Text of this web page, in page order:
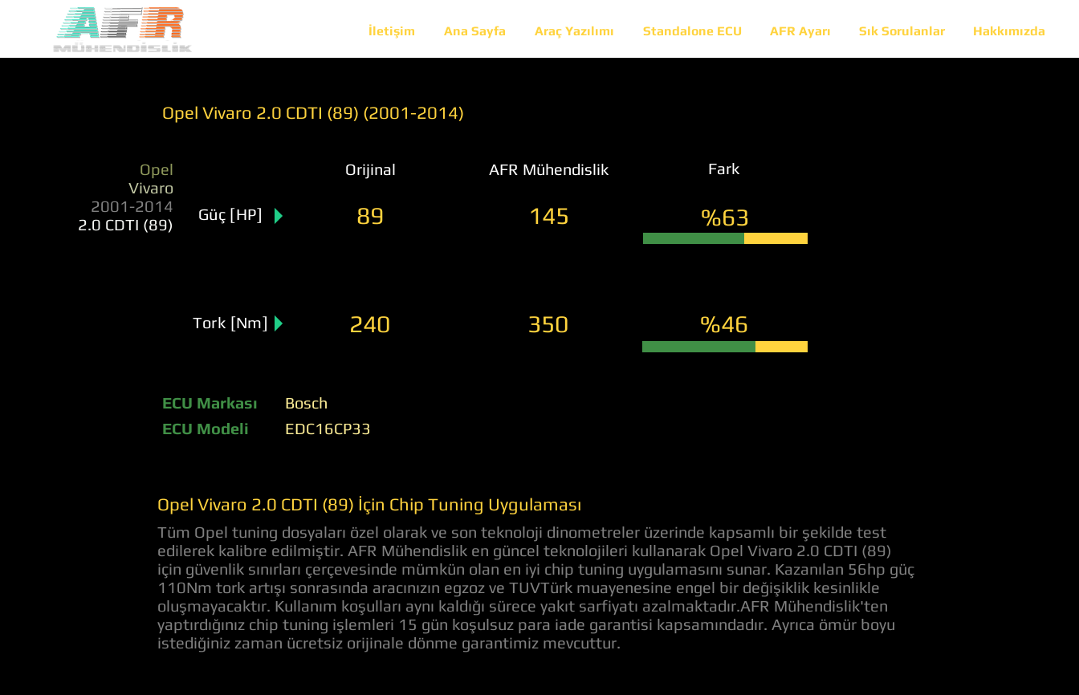
İletişim Ana Sayfa Araç Yazılımı Standalone ECU AFR Ayarı Sık Sorulanlar Hakkımızda
Opel Vivaro 2.0 CDTI (89) (2001-2014)
Opel
Vivaro
2001-2014
2.0 CDTI (89)
Orijinal AFR Mühendislik Fark
Güç [HP] 89 145 %63
Tork [Nm] 240 350 %46
ECU Markası
ECU Modeli
Bosch
EDC16CP33
Opel Vivaro 2.0 CDTI (89) İçin Chip Tuning Uygulaması
Tüm Opel tuning dosyaları özel olarak ve son teknoloji dinometreler üzerinde kapsamlı bir şekilde test
edilerek kalibre edilmiştir. AFR Mühendislik en güncel teknolojileri kullanarak Opel Vivaro 2.0 CDTI (89)
için güvenlik sınırları çerçevesinde mümkün olan en iyi chip tuning uygulamasını sunar. Kazanılan 56hp güç
110Nm tork artışı sonrasında aracınızın egzoz ve TUVTürk muayenesine engel bir değişiklik kesinlikle
oluşmayacaktır. Kullanım koşulları aynı kaldığı sürece yakıt sarfiyatı azalmaktadır.AFR Mühendislik'ten
yaptırdığınız chip tuning işlemleri 15 gün koşulsuz para iade garantisi kapsamındadır. Ayrıca ömür boyu
istediğiniz zaman ücretsiz orijinale dönme garantimiz mevcuttur.